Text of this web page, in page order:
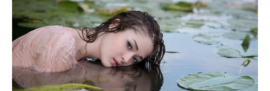
PRIX DU PAVILLON ROYAL
PRONOSTIC QUINTE 14-04-
2024